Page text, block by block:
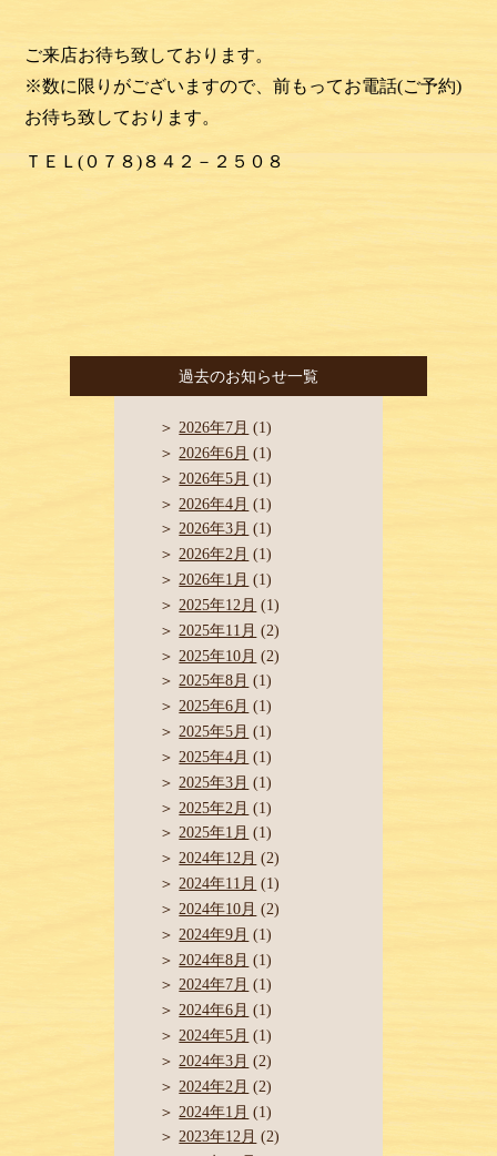
ご来店お待ち致しております。
※数に限りがございますので、前もってお電話(ご予約)
お待ち致しております。
ＴＥＬ(０７８)８４２－２５０８
過去のお知らせ一覧
2026年7月 (1)
2026年6月 (1)
2026年5月 (1)
2026年4月 (1)
2026年3月 (1)
2026年2月 (1)
2026年1月 (1)
2025年12月 (1)
2025年11月 (2)
2025年10月 (2)
2025年8月 (1)
2025年6月 (1)
2025年5月 (1)
2025年4月 (1)
2025年3月 (1)
2025年2月 (1)
2025年1月 (1)
2024年12月 (2)
2024年11月 (1)
2024年10月 (2)
2024年9月 (1)
2024年8月 (1)
2024年7月 (1)
2024年6月 (1)
2024年5月 (1)
2024年3月 (2)
2024年2月 (2)
2024年1月 (1)
2023年12月 (2)